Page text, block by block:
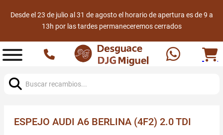
Desde el 23 de julio al 31 de agosto el horario de apertura es de 9 a
13h por las tardes permaneceremos cerrados
ESPEJO AUDI A6 BERLINA (4F2) 2.0 TDI